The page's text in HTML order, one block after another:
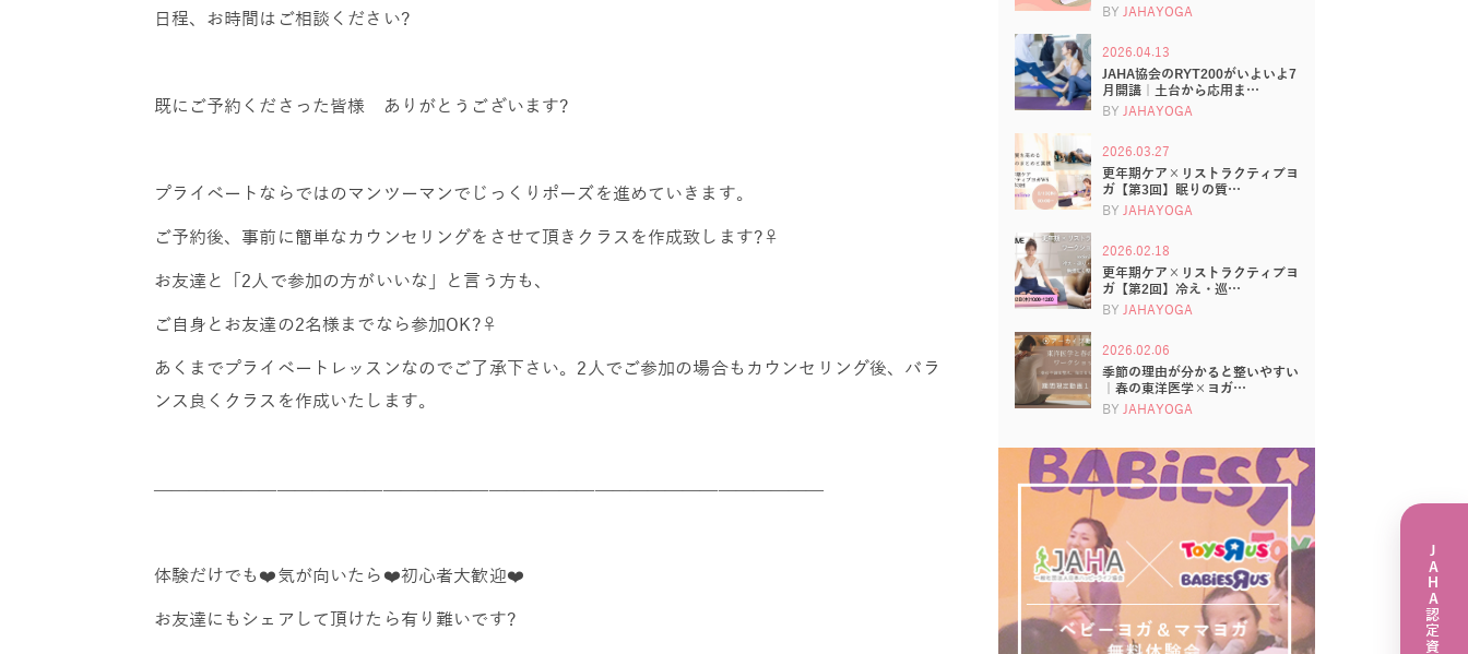
日程、お時間はご相談ください?
既にご予約くださった皆様 ありがとうございます?
プライベートならではのマンツーマンでじっくりポーズを進めていきます。
ご予約後、事前に簡単なカウンセリングをさせて頂きクラスを作成致します?‍♀️
お友達と「2人で参加の方がいいな」と言う方も、
ご自身とお友達の2名様までなら参加OK?‍♀️
あくまでプライベートレッスンなのでご了承下さい。2人でご参加の場合もカウンセリング後、バラ
ンス良くクラスを作成いたします。
——————————————————————————————————————
体験だけでも❤️気が向いたら❤️初心者大歓迎❤️
お友達にもシェアして頂けたら有り難いです?
BY JAHAYOGA
2026.04.13
JAHA協会のRYT200がいよいよ7
月開講｜土台から応用ま…
BY JAHAYOGA
2026.03.27
更年期ケア×リストラクティブヨ
ガ【第3回】眠りの質…
BY JAHAYOGA
2026.02.18
更年期ケア×リストラクティブヨ
ガ【第2回】冷え・巡…
BY JAHAYOGA
2026.02.06
季節の理由が分かると整いやすい
｜春の東洋医学×ヨガ…
BY JAHAYOGA